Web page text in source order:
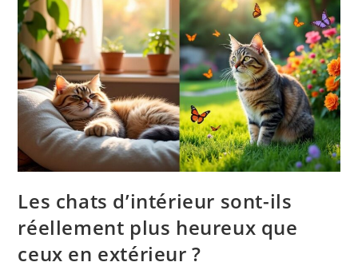
Les chats d’intérieur sont-ils
réellement plus heureux que
ceux en extérieur ?